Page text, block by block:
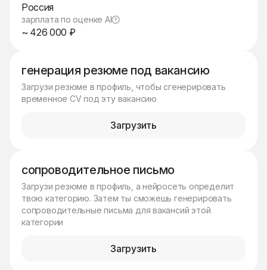
генерация резюме под вакансию
Загрузи резюме в профиль, чтобы сгенерировать
временное CV под эту вакансию
Загрузить
сопроводительное письмо
Загрузи резюме в профиль, а нейросеть определит
твою категорию. Затем ты сможешь генерировать
сопроводительные письма для вакансий этой
категории
Загрузить
Россия
зарплата по оценке AI
~ 426 000 ₽